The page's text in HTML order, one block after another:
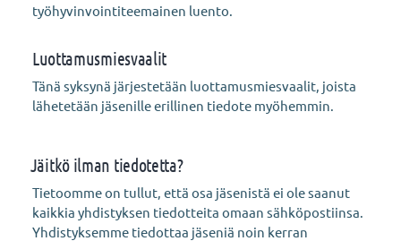
työhyvinvointiteemainen luento.
Luottamusmiesvaalit
Tänä syksynä järjestetään luottamusmiesvaalit, joista
lähetetään jäsenille erillinen tiedote myöhemmin.
⁠⁠⁠⁠⁠⁠⁠Jäitkö ilman tiedotetta?
Tietoomme on tullut, että osa jäsenistä ei ole saanut
kaikkia yhdistyksen tiedotteita omaan sähköpostiinsa.
Yhdistyksemme tiedottaa jäseniä noin kerran